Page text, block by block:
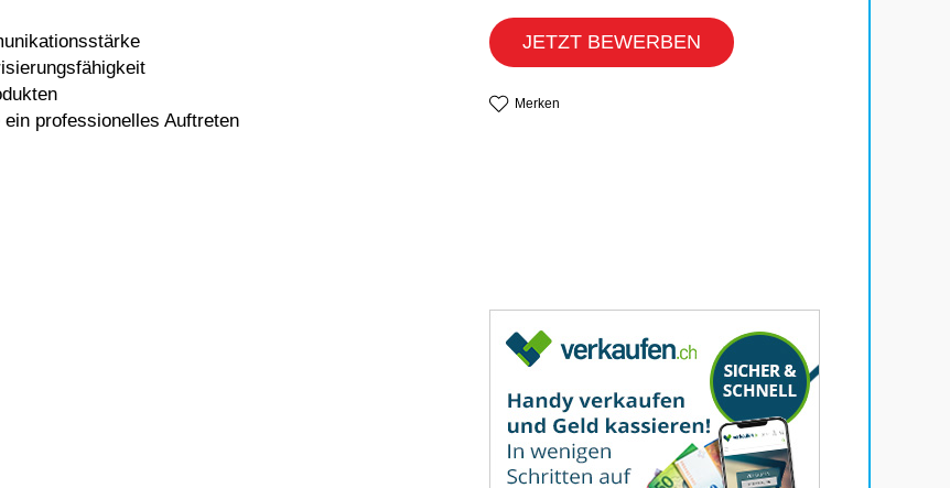
professionelles Auftreten
JETZT BEWERBEN
Merken